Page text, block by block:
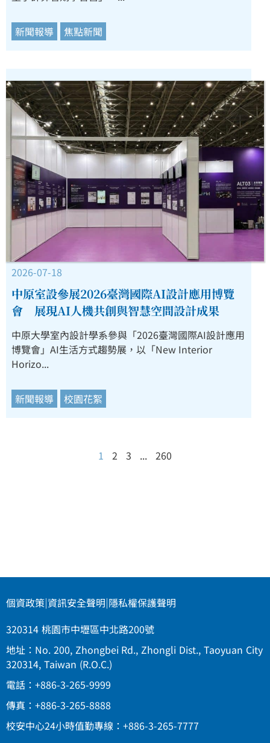
新聞報導 焦點新聞
2026-07-18
中原室設參展2026臺灣國際AI設計應用博覽
會 展現AI人機共創與智慧空間設計成果
中原大學室內設計學系參與「2026臺灣國際AI設計應用
博覽會」AI生活方式趨勢展，以「New Interior
Horizo...
新聞報導 校園花絮
1 2 3 ... 260
個資政策|資訊安全聲明|隱私權保護聲明
320314 桃園市中壢區中北路200號
地址：No. 200, Zhongbei Rd., Zhongli Dist., Taoyuan City
320314, Taiwan (R.O.C.)
電話：+886-3-265-9999
傳真：+886-3-265-8888
校安中心24小時值勤專線：+886-3-265-7777